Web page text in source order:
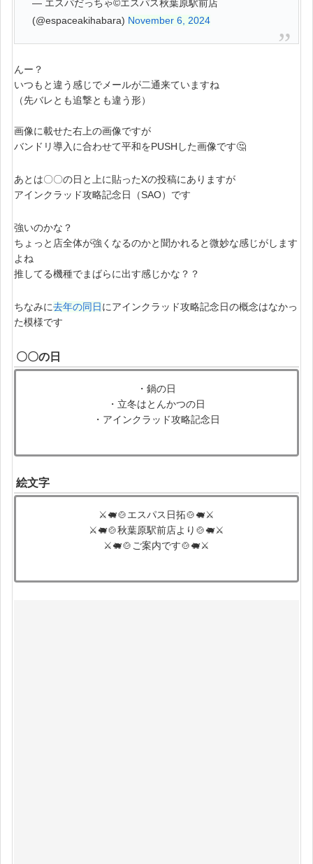
— エスパだっちゃ©エスパス秋葉原駅前店
(@espaceakihabara) November 6, 2024
んー？
いつもと違う感じでメールが二通来ていますね
（先バレとも追撃とも違う形）
画像に載せた右上の画像ですが
バンドリ導入に合わせて平和をPUSHした画像です🤔
あとは〇〇の日と上に貼ったXの投稿にありますが
アインクラッド攻略記念日（SAO）です
強いのかな？
ちょっと店全体が強くなるのかと聞かれると微妙な感じがします
よね
推してる機種でまばらに出す感じかな？？
ちなみに去年の同日にアインクラッド攻略記念日の概念はなかっ
た模様です
〇〇の日
・鍋の日
・立冬はとんかつの日
・アインクラッド攻略記念日
絵文字
⚔🐖🍲エスパス日拓🍲🐖⚔
⚔🐖🍲秋葉原駅前店より🍲🐖⚔
⚔🐖🍲ご案内です🍲🐖⚔